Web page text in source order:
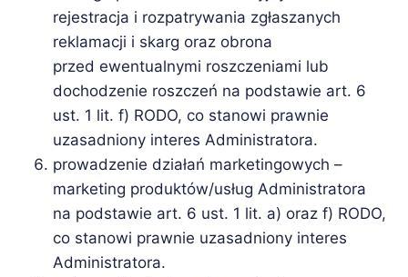
rejestracja i rozpatrywania zgłaszanych
reklamacji i skarg oraz obrona
przed ewentualnymi roszczeniami lub
dochodzenie roszczeń na podstawie art. 6
ust. 1 lit. f) RODO, co stanowi prawnie
uzasadniony interes Administratora.
prowadzenie działań marketingowych –
marketing produktów/usług Administratora
na podstawie art. 6 ust. 1 lit. a) oraz f) RODO,
co stanowi prawnie uzasadniony interes
Administratora.